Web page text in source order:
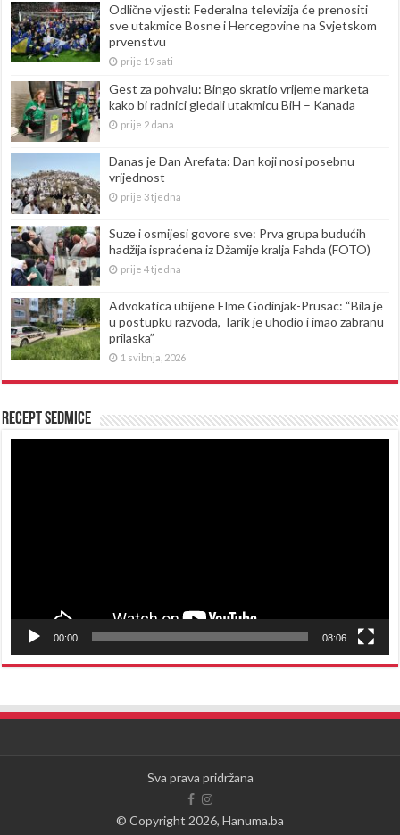
Odlične vijesti: Federalna televizija će prenositi
sve utakmice Bosne i Hercegovine na Svjetskom
prvenstvu
prije 19 sati
Gest za pohvalu: Bingo skratio vrijeme marketa
kako bi radnici gledali utakmicu BiH – Kanada
prije 2 dana
Danas je Dan Arefata: Dan koji nosi posebnu
vrijednost
prije 3 tjedna
Suze i osmijesi govore sve: Prva grupa budućih
hadžija ispraćena iz Džamije kralja Fahda (FOTO)
prije 4 tjedna
Advokatica ubijene Elme Godinjak-Prusac: “Bila je
u postupku razvoda, Tarik je uhodio i imao zabranu
prilaska”
1 svibnja, 2026
Recept sedmice
00:00 08:06
Sva prava pridržana
© Copyright 2026, Hanuma.ba